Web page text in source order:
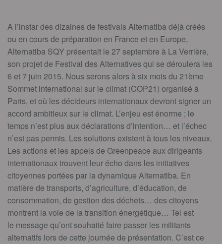
A l’instar des dizaines de festivals Alternatiba déjà créés
ou en cours de préparation en France et en Europe,
Alternatiba SQY présentait le 27 septembre à La Verrière,
son projet de Festival des Alternatives qui se déroulera les
6 et 7 juin 2015. Nous serons alors à six mois du 21ème
Sommet international sur le climat (COP21) organisé à
Paris, et où les décideurs internationaux devront signer un
accord ambitieux sur le climat. L’enjeu est énorme ; le
temps n’est plus aux déclarations d’intention… et l’échec
n’est pas permis. Les solutions existent à tous les niveaux.
Les actions et les appels de Greenpeace aux dirigeants
internationaux trouvent leur écho dans les initiatives
citoyennes portées par la dynamique Alternatiba. En
matière de transports, d’agriculture, d’éducation, de
consommation, de gestion des déchets… des citoyens
montrent la voie de la transition énergétique… Tel est
le message qu’ont souhaité faire passer les militants
alternatifs lors de cette journée de présentation. C’est ce